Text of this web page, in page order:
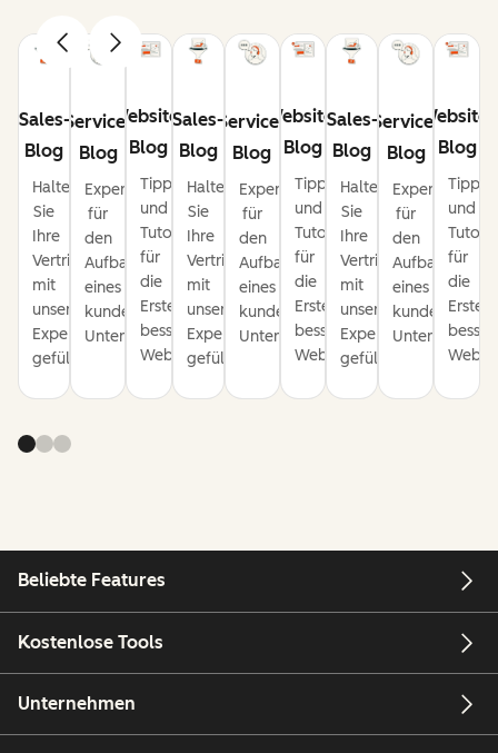
Sales-
Blog
Halten
Sie
Ihre
Vertriebspipeline
mit
unseren
Expertentipps
gefüllt.
Service-
Blog
Expertentipps
für
den
Aufbau
eines
kundenorientierten
Unternehmens.
Website-
Blog
Tipps
und
Tutorials
für
die
Erstellung
besserer
Websites.
Sales-
Blog
Halten
Sie
Ihre
Vertriebspipeline
mit
unseren
Expertentipps
gefüllt.
Service-
Blog
Expertentipps
für
den
Aufbau
eines
kundenorientierten
Unternehmens.
Website-
Blog
Tipps
und
Tutorials
für
die
Erstellung
besserer
Websites.
Sales-
Blog
Halten
Sie
Ihre
Vertriebspipeline
mit
unseren
Expertentipps
gefüllt.
Service-
Blog
Expertentipps
für
den
Aufbau
eines
Website-
Blog
Tipps
und
für
die
Beliebte Features
Kostenlose Tools
Unternehmen